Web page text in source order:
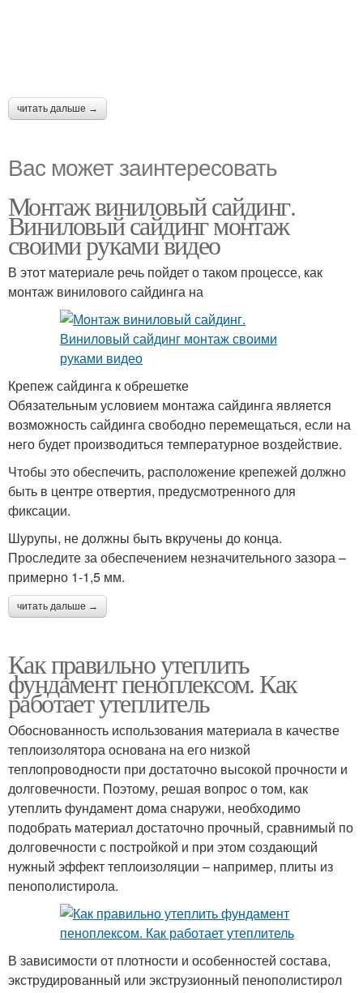
читать дальше →
Вас может заинтересовать
Монтаж виниловый сайдинг.
Виниловый сайдинг монтаж
своими руками видео
В этот материале речь пойдет о таком процессе, как
монтаж винилового сайдинга на
Крепеж сайдинга к обрешетке
Обязательным условием монтажа сайдинга является
возможность сайдинга свободно перемещаться, если на
него будет производиться температурное воздействие.
Чтобы это обеспечить, расположение крепежей должно
быть в центре отвертия, предусмотренного для
фиксации.
Шурупы, не должны быть вкручены до конца.
Проследите за обеспечением незначительного зазора –
примерно 1-1,5 мм.
читать дальше →
Как правильно утеплить
фундамент пеноплексом. Как
работает утеплитель
Обоснованность использования материала в качестве
теплоизолятора основана на его низкой
теплопроводности при достаточно высокой прочности и
долговечности. Поэтому, решая вопрос о том, как
утеплить фундамент дома снаружи, необходимо
подобрать материал достаточно прочный, сравнимый по
долговечности с постройкой и при этом создающий
нужный эффект теплоизоляции – например, плиты из
пенополистирола.
В зависимости от плотности и особенностей состава,
экструдированный или экструзионный пенополистирол